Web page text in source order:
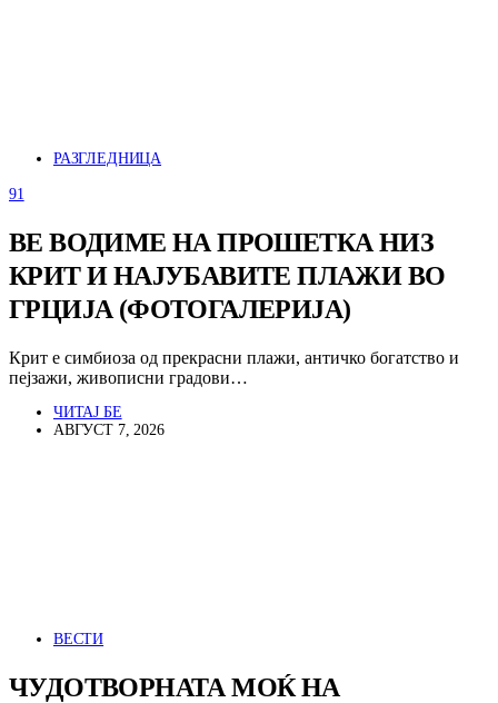
РАЗГЛЕДНИЦА
91
ВЕ ВОДИМЕ НА ПРОШЕТКА НИЗ
КРИТ И НАЈУБАВИТЕ ПЛАЖИ ВО
ГРЦИЈА (ФОТОГАЛЕРИЈА)
Крит е симбиоза од прекрасни плажи, античко богатство и
пејзажи, живописни градови…
ЧИТАЈ БЕ
АВГУСТ 7, 2026
ВЕСТИ
ЧУДОТВОРНАТА МОЌ НА